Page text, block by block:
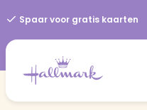
Spaar voor gratis kaarten